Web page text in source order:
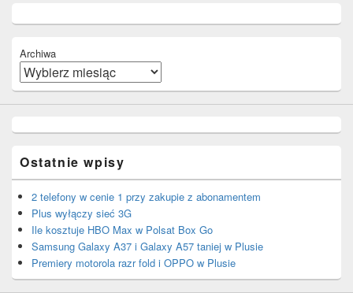
Archiwa
Ostatnie wpisy
2 telefony w cenie 1 przy zakupie z abonamentem
Plus wyłączy sieć 3G
Ile kosztuje HBO Max w Polsat Box Go
Samsung Galaxy A37 i Galaxy A57 taniej w Plusie
Premiery motorola razr fold i OPPO w Plusie